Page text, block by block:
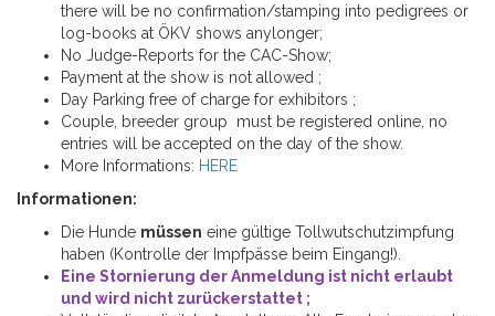
there will be no confirmation/stamping into pedigrees or
log-books at ÖKV shows anylonger;
No Judge-Reports for the CAC-Show;
Payment at the show is not allowed ;
Day Parking free of charge for exhibitors ;
Couple, breeder group must be registered online, no
entries will be accepted on the day of the show.
More Informations: HERE
Informationen:
Die Hunde müssen eine gültige Tollwutschutzimpfung
haben (Kontrolle der Impfpässe beim Eingang!).
Eine Stornierung der Anmeldung ist nicht erlaubt
und wird nicht zurückerstattet ;